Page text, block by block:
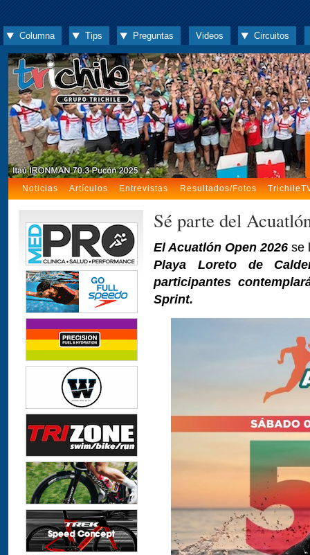
Columna Tips Preguntas Videos Circuitos
Noticias Artículos Entrevistas Resultados/Fotos
Sé parte del
El Acuatlón Open 2026 se
Playa Loreto de
participantes
Sprint.